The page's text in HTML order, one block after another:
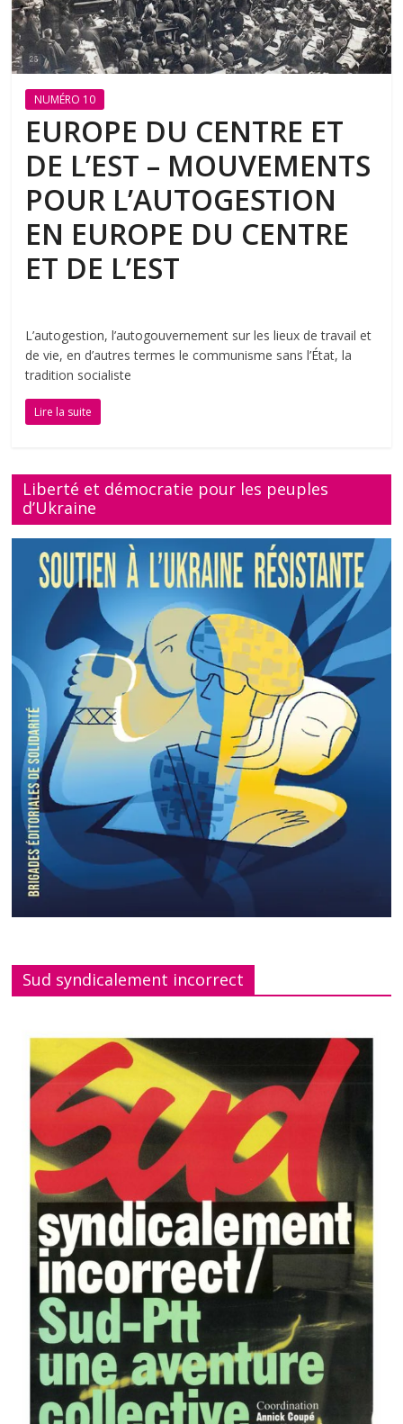
NUMÉRO 10
EUROPE DU CENTRE ET
DE L’EST – MOUVEMENTS
POUR L’AUTOGESTION
EN EUROPE DU CENTRE
ET DE L’EST
L’autogestion, l’autogouvernement sur les lieux de travail et
de vie, en d’autres termes le communisme sans l’État, la
tradition socialiste
Lire la suite
Liberté et démocratie pour les peuples
d’Ukraine
Sud syndicalement incorrect